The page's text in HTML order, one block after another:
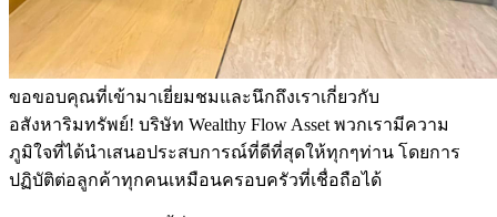
ขอขอบคุณที่เข้ามาเยี่ยมชมและนึกถึงเราเกี่ยวกับ
อสังหาริมทรัพย์! บริษัท Wealthy Flow Asset พวกเรามีความ
ภูมิใจที่ได้นำเสนอประสบการณ์ที่ดีที่สุดให้ทุกๆท่าน โดยการ
ปฏิบัติต่อลูกค้าทุกคนเหมือนครอบครัวที่เชื่อถือได้